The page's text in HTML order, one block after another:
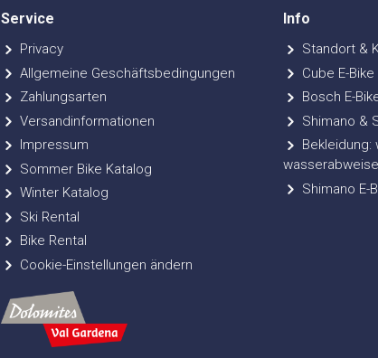
Service
Privacy
Allgemeine Geschäftsbedingungen
Zahlungsarten
Versandinformationen
Impressum
Sommer Bike Katalog
Winter Katalog
Ski Rental
Bike Rental
Cookie-Einstellungen ändern
Info
Standort &
Cube E-
Bosch E-
Shimano &
Shimano E-